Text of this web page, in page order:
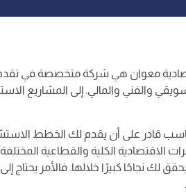
معوان هي شركة متخصصة في تقدم
والفني والمالي. إلى المشاريع
قادر على أن يقدم لك الخطط
الاقتصادية الكلية والقطاعية
لك نجاحًا كبيرًا خلالها. فالأمر